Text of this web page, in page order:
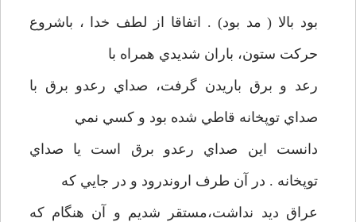
بود بالا ( مد بود) . اتفاقا از لطف خدا ، باشروع
حرکت ستون، باران شديدي همراه با
رعد و برق باريدن گرفت، صداي رعدو برق با
صداي توپخانه قاطي شده بود و کسي نمي
دانست اين صداي رعدو برق است يا صداي
توپخانه . در آن طرف اروندرود و در جايي که
عراق ديد نداشت،مستقر شديم و آن هنگام که